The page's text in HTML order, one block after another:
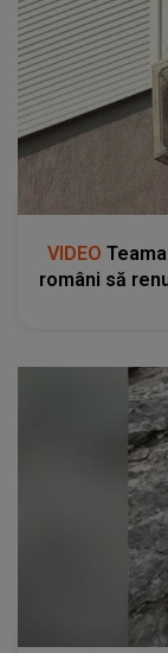
VIDEO
români să